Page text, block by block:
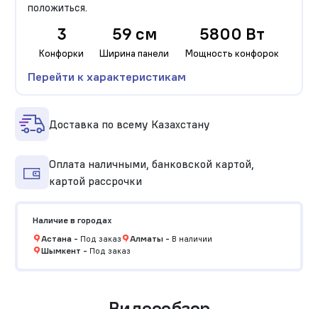
положиться.
3
Конфорки
59 см
Ширина панели
5800 Вт
Мощность конфорок
Перейти к характеристикам
Доставка по всему Казахстану
Оплата наличными, банковской картой,
картой рассрочки
Наличие в городах
Астана- Под заказ Алматы- В наличии
Шымкент - Под заказ